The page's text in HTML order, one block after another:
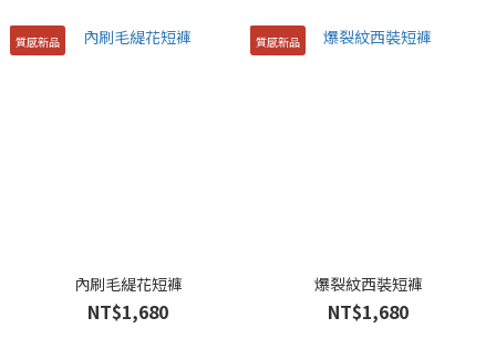
質感新品
內刷毛緹花短褲
NT$1,680
質感新品
爆裂紋西裝短褲
NT$1,680